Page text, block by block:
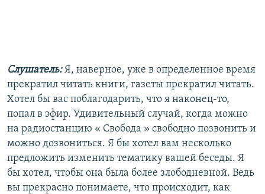
Слушатель: Я, наверное, уже в определенное время
прекратил читать книги, газеты прекратил читать.
Хотел бы вас поблагодарить, что я наконец-то,
попал в эфир. Удивительный случай, когда можно
на радиостанцию « Свобода » свободно позвонить и
можно дозвониться. Я бы хотел вам несколько
предложить изменить тематику вашей беседы. Я
бы хотел, чтобы она была более злободневной. Ведь
вы прекрасно понимаете, что происходит, как